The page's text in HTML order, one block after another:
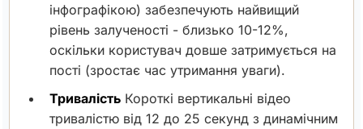
інфографікою) забезпечують найвищий
рівень залученості - близько 10-12%,
оскільки користувач довше затримується на
пості (зростає час утримання уваги).
Тривалість Короткі вертикальні відео
тривалістю від 12 до 25 секунд з динамічним